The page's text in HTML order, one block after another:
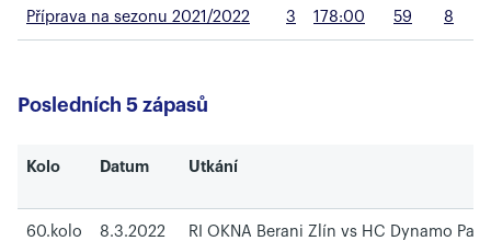
Příprava na sezonu 2021/2022 3 178:00 59 8
Posledních 5 zápasů
Kolo Datum Utkání
60.kolo 8.3.2022 RI OKNA Berani Zlín vs HC Dynamo